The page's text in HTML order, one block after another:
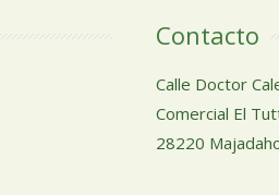
Contacto
Calle Doctor
Comercial El
28220